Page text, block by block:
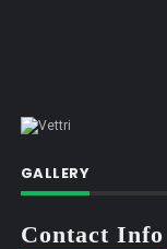
GALLERY
Contact Info